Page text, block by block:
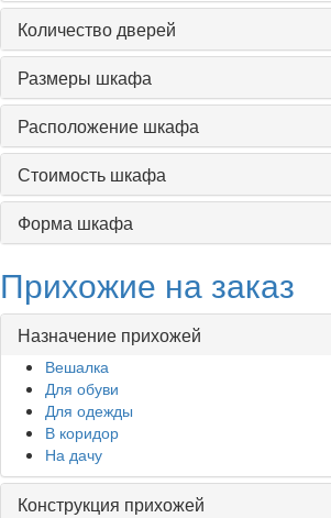
Количество дверей
Размеры шкафа
Расположение шкафа
Стоимость шкафа
Форма шкафа
Прихожие на заказ
Назначение прихожей
Вешалка
Для обуви
Для одежды
В коридор
На дачу
Конструкция прихожей